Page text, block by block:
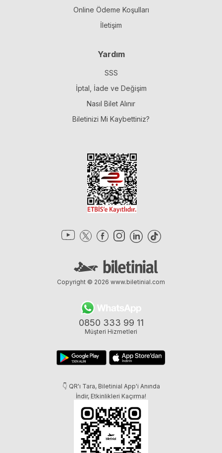
Online Ödeme Koşulları
İletişim
Yardım
SSS
İptal, İade ve Değişim
Nasıl Bilet Alınır
Biletinizi Mi Kaybettiniz?
0850 333 99 11
Müşteri Hizmetleri
👇 QR'ı Tara, Biletinial App'i Anında
İndir, Etkinlikleri Kaçırma!
Copyright © 2026 www.biletinial.com